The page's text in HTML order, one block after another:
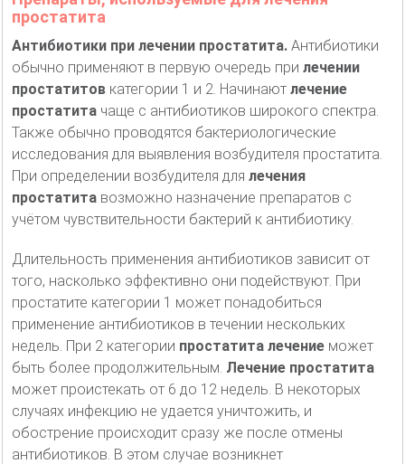
простатита
Антибиотики при лечении простатита. Антибиотики
обычно применяют в первую очередь при лечении
простатитов категории 1 и 2. Начинают лечение
простатита чаще с антибиотиков широкого спектра.
Также обычно проводятся бактериологические
исследования для выявления возбудителя простатита.
При определении возбудителя для лечения
простатита возможно назначение препаратов с
учётом чувствительности бактерий к антибиотику.
Длительность применения антибиотиков зависит от
того, насколько эффективно они подействуют. При
простатите категории 1 может понадобиться
применение антибиотиков в течении нескольких
недель. При 2 категории простатита лечение может
быть более продолжительным. Лечение простатита
может проистекать от 6 до 12 недель. В некоторых
случаях инфекцию не удается уничтожить, и
обострение происходит сразу же после отмены
антибиотиков. В этом случае возникнет